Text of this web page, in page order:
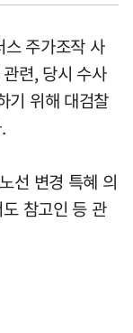
주가조작 사
련, 당시 수사
기 위해 대검찰
선 변경 특혜 의
참고인 등 관